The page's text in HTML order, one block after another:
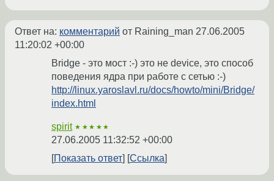
Ответ на: комментарий от Raining_man 27.06.2005
11:20:02 +00:00
Bridge - это мост :-) это не device, это способ
поведения ядра при работе с сетью :-)
http://linux.yaroslavl.ru/docs/howto/mini/Bridge/
index.html
spirit ★★★★★
27.06.2005 11:32:52 +00:00
Показать ответ
Ссылка